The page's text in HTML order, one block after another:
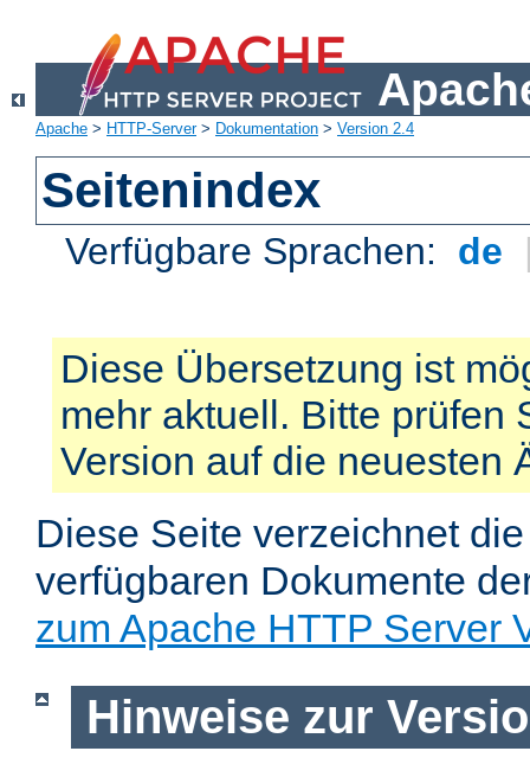
Apache > HTTP-Server> Dokumentation > Version 2.4
Seitenindex
Verfügbare Sprachen: de
Diese Übersetzung ist
mehr aktuell. Bitte prüfen
Version auf die neuesten
Diese Seite verzeichnet
verfügbaren Dokumente
zum Apache HTTP Server
Hinweise zur